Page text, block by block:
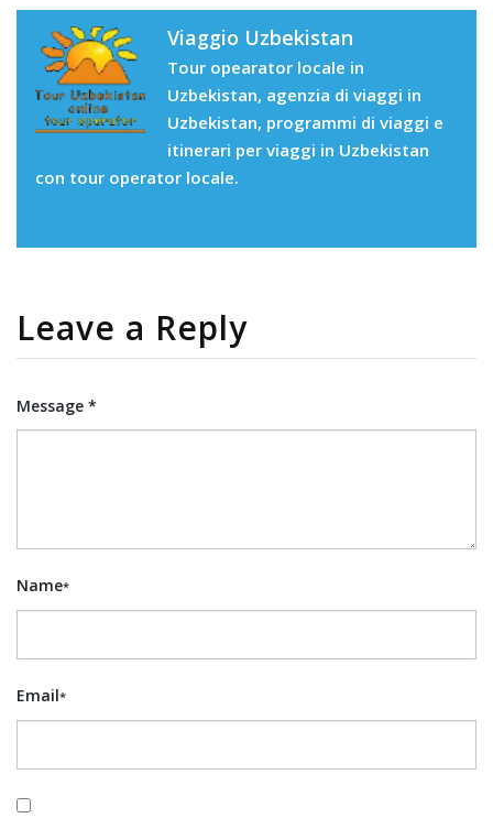
Viaggio Uzbekistan
Tour opearator locale in
Uzbekistan, agenzia di viaggi in
Uzbekistan, programmi di viaggi e
itinerari per viaggi in Uzbekistan
con tour operator locale.
Leave a Reply
Message *
Name*
Email*